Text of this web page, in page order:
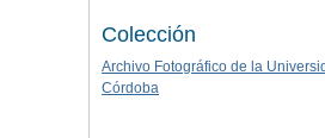
Colección
Archivo Fotográfico de la
Córdoba